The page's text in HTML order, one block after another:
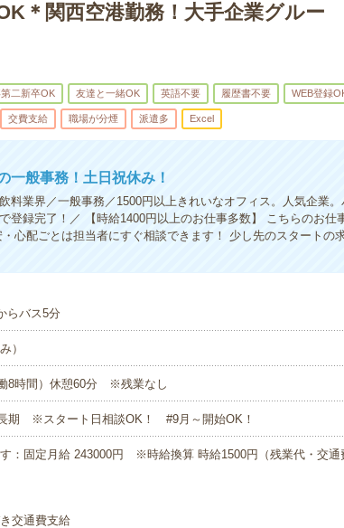
＊関西空港勤務！大手企業グルー
二新卒OK 友達と一緒OK 英語不要 履歴書不要 WEB登録
交費支給 職場が分煙 派遣多 Excel
一般事務！土日祝休み！
料業界／一般事務／1500円以上きれいなオフィス。人気企業。
登録完了！／ 【時給1400円以上のお仕事多数】 こちらのお仕
心配ごとは担当者にすぐ相談できます！ 少し先のスタートの
らバス5分
）
8時間）休憩60分 ※残業なし
期 ※スタート日相談OK！ #9月～開始OK！
：固定月給 243000円 ※時給換算 時給1500円（残業代・交通
交通費支給